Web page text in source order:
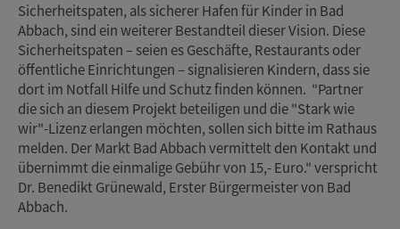
Sicherheitspaten, als sicherer Hafen für Kinder in Bad
Abbach, sind ein weiterer Bestandteil dieser Vision. Diese
Sicherheitspaten – seien es Geschäfte, Restaurants oder
öffentliche Einrichtungen – signalisieren Kindern, dass sie
dort im Notfall Hilfe und Schutz finden können. "Partner
die sich an diesem Projekt beteiligen und die "Stark wie
wir"-Lizenz erlangen möchten, sollen sich bitte im Rathaus
melden. Der Markt Bad Abbach vermittelt den Kontakt und
übernimmt die einmalige Gebühr von 15,- Euro." verspricht
Dr. Benedikt Grünewald, Erster Bürgermeister von Bad
Abbach.